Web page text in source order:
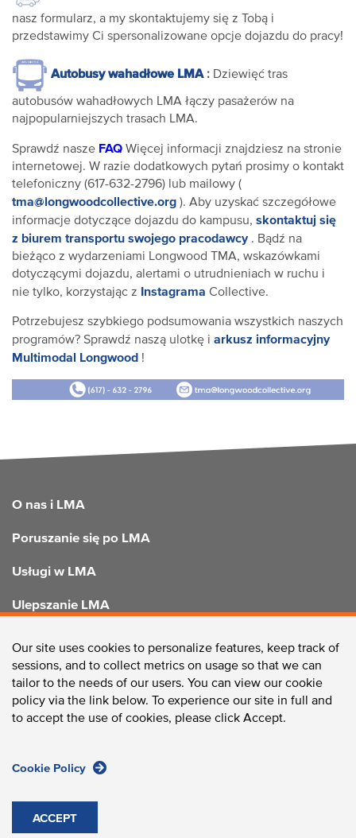
nasz formularz, a my skontaktujemy się z Tobą i
przedstawimy Ci spersonalizowane opcje dojazdu do pracy!
Autobusy wahadłowe LMA : Dziewięć tras
autobusów wahadłowych LMA łączy pasażerów na
najpopularniejszych trasach LMA.
Sprawdź nasze FAQ Więcej informacji znajdziesz na stronie
internetowej. W razie dodatkowych pytań prosimy o kontakt
telefoniczny (617-632-2796) lub mailowy (
tma@longwoodcollective.org ). Aby uzyskać szczegółowe
informacje dotyczące dojazdu do kampusu, skontaktuj się
z biurem transportu swojego pracodawcy. Bądź na
bieżąco z wydarzeniami Longwood TMA, wskazówkami
dotyczącymi dojazdu, alertami o utrudnieniach w ruchu i
nie tylko, korzystając z
Instagrama Collective.
Potrzebujesz szybkiego podsumowania wszystkich naszych
programów? Sprawdź naszą ulotkę i arkusz informacyjny
Multimodal Longwood !
FOOTER
O nas i LMA
Poruszanie się po LMA
Usługi w LMA
Ulepszanie LMA
SKONTAKTUJ SIĘ Z NAMI
Our site uses cookies to personalize features, keep track of
sessions, and to collect metrics on usage so that we can
tailor to the needs of our users. You can view our cookie
policy via the link below. To experience our site in full and
to accept the use of cookies, please click Accept.
Cookie Policy
ACCEPT